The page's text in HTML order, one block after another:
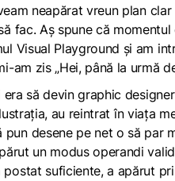
neapărat vreun plan
fac. Aș spune că
Visual Playground și am
am zis „Hei, până la urmă
era să devingraphic designer
au reintrat în viața
desene pe net o să par
un modus operandi
suficiente, a apărut